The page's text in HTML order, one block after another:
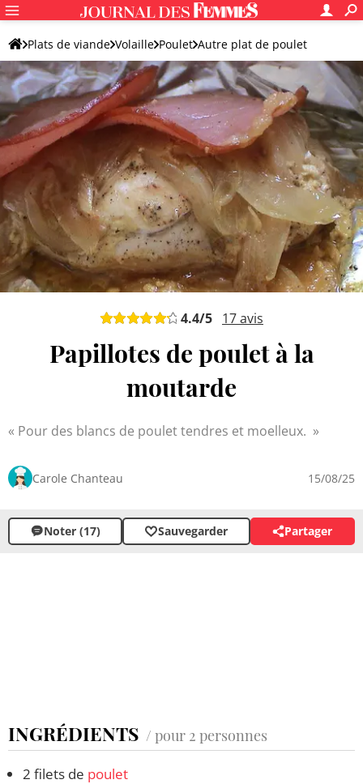
Plats de viande Volaille Poulet Autre plat de poulet
4.4/5 17avis
Papillotes de poulet à la
moutarde
Pour des blancs de poulet tendres et moelleux.
Carole Chanteau 15/08/25
Noter (17) Sauvegarder Partager
INGRÉDIENTS / pour 2 personnes
2 filets de poulet